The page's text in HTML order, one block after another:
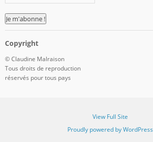
Copyright
© Claudine Malraison
Tous droits de reproduction
réservés pour tous pays
View Full Site
Proudly powered by WordPress